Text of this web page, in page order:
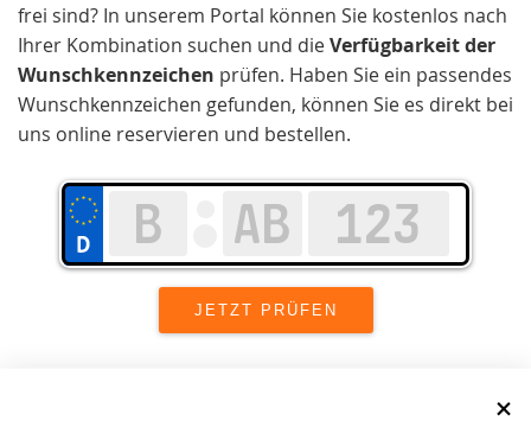
frei sind? In unserem Portal können Sie kostenlos nach
Ihrer Kombination suchen und dieVerfügbarkeit der
Wunschkennzeichen prüfen. Haben Sie ein passendes
Wunschkennzeichen gefunden, können Sie es direkt bei
uns online reservieren und bestellen.